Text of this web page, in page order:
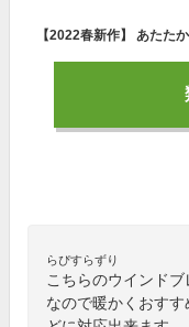
らぴすらずり
こちらのウインド
なので暖かくおす